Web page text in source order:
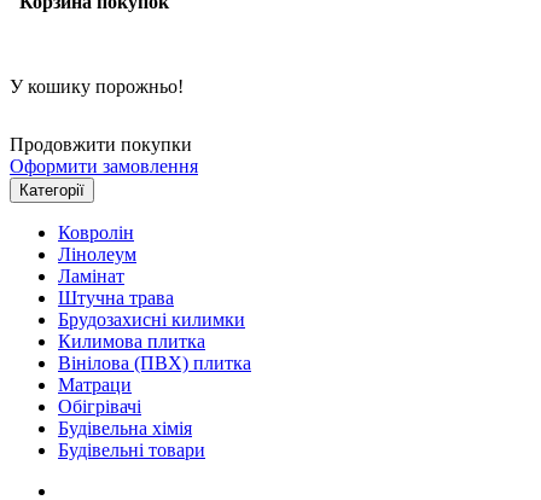
У кошику порожньо!
Продовжити покупки
Оформити замовлення
Категорії
Ковролін
Лінолеум
Ламінат
Штучна трава
Брудозахисні килимки
Килимова плитка
Вінілова (ПВХ) плитка
Матраци
Обігрівачі
Будівельна хімія
Будівельні товари